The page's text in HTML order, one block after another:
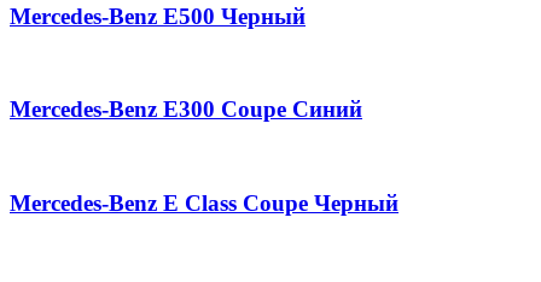
Mercedes-Benz E500 Черный
Mercedes-Benz E300 Coupe Синий
Mercedes-Benz E Class Coupe Черный